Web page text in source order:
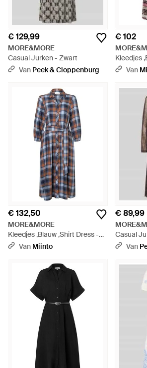
€ 129,99
MORE&MORE
Casual Jurken - Zwart
Van Peek & Cloppenburg
€ 102
Kleedjes
BruinVan
€ 132,50
MORE&MORE
Kleedjes ,Blauw ,Shirt Dress -
Blauw
Van Miinto
€ 89,99
Casual
Van